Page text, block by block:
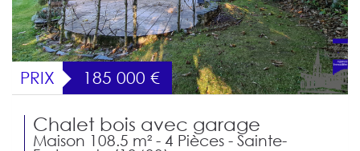
PRIX 185 000 €
Chalet bois avec garage
Maison 108.5 m² - 4 Pièces - Sainte-